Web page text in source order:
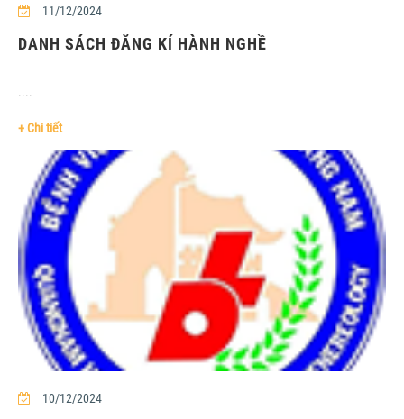
11/12/2024
DANH SÁCH ĐĂNG KÍ HÀNH NGHỀ
....
+ Chi tiết
10/12/2024